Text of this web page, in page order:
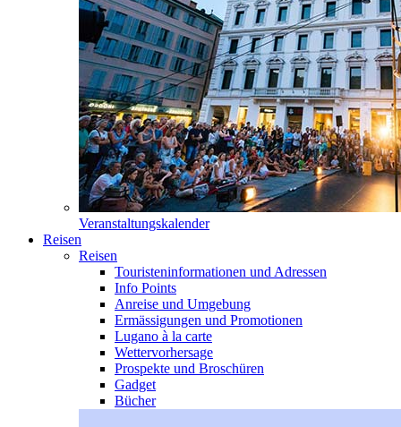
Veranstaltungskalender
Reisen
Reisen
Touristeninformationen und Adressen
Info Points
Anreise und Umgebung
Ermässigungen und Promotionen
Lugano à la carte
Wettervorhersage
Prospekte und Broschüren
Gadget
Bücher